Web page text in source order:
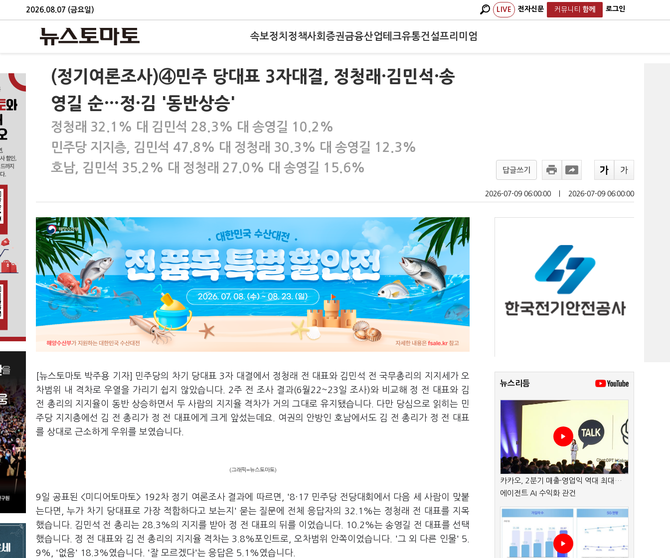
2026.08.07 (금요일) LIVE 전자신문 커뮤니티 함께 로그인
속보정치 정책사회 증권금융산업테크유통건설프리미엄
(정기여론조사)④민주 당대표 3자대결, 정청래·김민석·송
영길 순…정·김 '동반상승'
정청래 32.1% 대 김민석 28.3% 대 송영길 10.2%
민주당 지지층, 김민석 47.8% 대 정청래 30.3% 대 송영길 12.3%
호남, 김민석 35.2% 대 정청래 27.0% 대 송영길 15.6%
답글쓰기
2026-07-09 06:00:00 2026-07-09 06:00:00
[뉴스토마토 박주용 기자] 민주당의 차기 당대표 3자 대결에서 정청래 전 대표와 김민석 전 국무총리의 지지세가 오
차범위 내 격차로 우열을 가리기 쉽지 않았습니다. 2주 전 조사 결과(6월22~23일 조사)와 비교해 정 전 대표와 김
전 총리의 지지율이 동반 상승하면서 두 사람의 지지율 격차가 거의 그대로 유지됐습니다. 다만 당심으로 읽히는 민
주당 지지층에선 김 전 총리가 정 전 대표에게 크게 앞섰는데요. 여권의 안방인 호남에서도 김 전 총리가 정 전 대표
를 상대로 근소하게 우위를 보였습니다.
(그래픽=뉴스토마토)
9일 공표된 <미디어토마토> 192차 정기 여론조사 결과에 따르면, '8·17 민주당 전당대회에서 다음 세 사람이 맞붙
는다면, 누가 차기 당대표로 가장 적합하다고 보는지' 묻는 질문에 전체 응답자의 32.1%는 정청래 전 대표를 지목
했습니다. 김민석 전 총리는 28.3%의 지지를 받아 정 전 대표의 뒤를 이었습니다. 10.2%는 송영길 전 대표를 선택
했습니다. 정 전 대표와 김 전 총리의 지지율 격차는 3.8%포인트로, 오차범위 안쪽이었습니다. '그 외 다른 인물' 5.
9%, '없음' 18.3%였습니다. '잘 모르겠다'는 응답은 5.1%였습니다.
뉴스리듬
카카오, 2분기 매출·영업익 역대 최대…
에이전트 AI 수익화 관건